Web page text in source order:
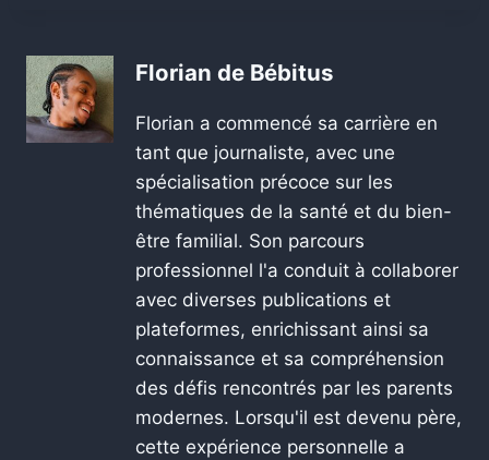
Florian de Bébitus
Florian a commencé sa carrière en
tant que journaliste, avec une
spécialisation précoce sur les
thématiques de la santé et du bien-
être familial. Son parcours
professionnel l'a conduit à collaborer
avec diverses publications et
plateformes, enrichissant ainsi sa
connaissance et sa compréhension
des défis rencontrés par les parents
modernes. Lorsqu'il est devenu père,
cette expérience personnelle a